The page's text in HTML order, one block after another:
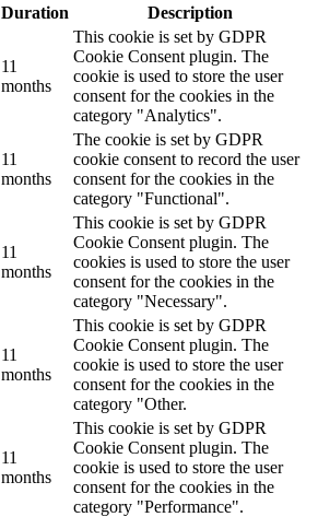
Duration Description
11
months
This cookie is set by GDPR
Cookie Consent plugin. The
cookie is used to store the user
consent for the cookies in the
category "Analytics".
11
months
The cookie is set by GDPR
cookie consent to record the user
consent for the cookies in the
category "Functional".
11
months
This cookie is set by GDPR
Cookie Consent plugin. The
cookies is used to store the user
consent for the cookies in the
category "Necessary".
11
months
This cookie is set by GDPR
Cookie Consent plugin. The
cookie is used to store the user
consent for the cookies in the
category "Other.
11
months
This cookie is set by GDPR
Cookie Consent plugin. The
cookie is used to store the user
consent for the cookies in the
category "Performance".